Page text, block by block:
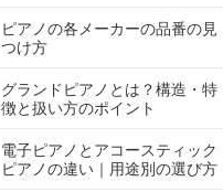
ピアノの各メーカーの品番の見
つけ方
グランドピアノとは？構造・特
徴と扱い方のポイント
電子ピアノとアコースティック
ピアノの違い｜用途別の選び方